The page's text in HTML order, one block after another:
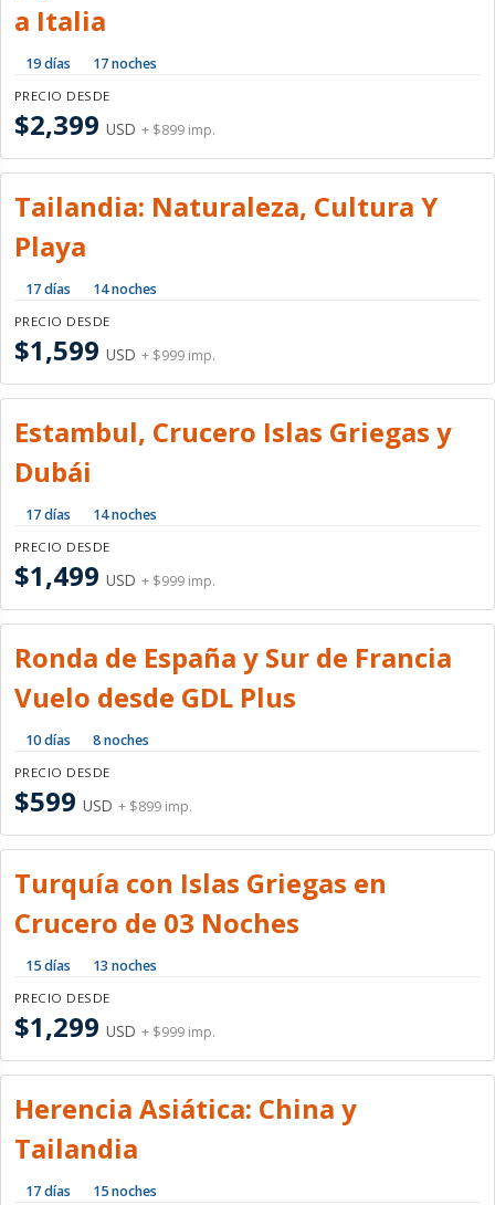
a Italia
19 días 17 noches
PRECIO DESDE
$2,399 USD + $899 imp.
Tailandia: Naturaleza, Cultura Y
Playa
17 días 14 noches
PRECIO DESDE
$1,599 USD + $999 imp.
Estambul, Crucero Islas Griegas y
Dubái
17 días 14 noches
PRECIO DESDE
$1,499 USD + $999 imp.
Ronda de España y Sur de Francia
Vuelo desde GDL Plus
10 días 8 noches
PRECIO DESDE
$599 USD + $899 imp.
Turquía con Islas Griegas en
Crucero de 03 Noches
15 días 13 noches
PRECIO DESDE
$1,299 USD + $999 imp.
Herencia Asiática: China y
Tailandia
17 días 15 noches